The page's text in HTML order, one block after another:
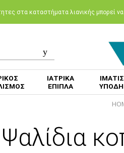
στα καταστήματα λιανικής μπορεί
ΙΑΤΡΙΚΑ
ΕΠΙΠΛΑ
Ψαλίδια